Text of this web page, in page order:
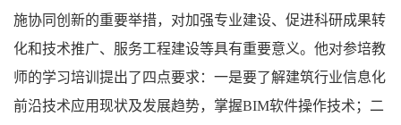
施协同创新的重要举措，对加强专业建设、促进科研成果转
化和技术推广、服务工程建设等具有重要意义。他对参培教
师的学习培训提出了四点要求：一是要了解建筑行业信息化
前沿技术应用现状及发展趋势，掌握BIM软件操作技术；二